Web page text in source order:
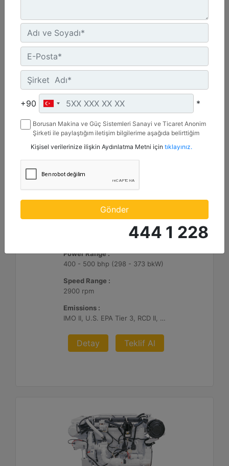
Speed Range :
900-1000 rpm
Emissions :
Power Range :
400 - 500 bhp (298 - 373 bkW)
Speed Range :
2900 rpm
Emissions :
IMO II, U.S. EPA Tier 3, RCD II, China II
Detay Teklif Al
+90 *
Borusan Makina ve Güç Sistemleri Sanayi ve Ticaret Anonim
Şirketi ile paylaştığım iletişim bilgilerime aşağıda belirttiğim
mesaj gönderilmesine izin veriyorum.
Kişisel verilerinize ilişkin Aydınlatma Metni için tıklayınız.
Gönder
444 1 228